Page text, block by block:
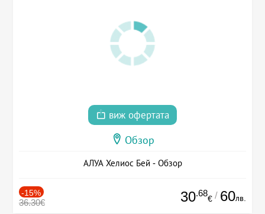
виж офертата
Обзор
АЛУА Хелиос Бей - Обзор
-15%
36.30€ 30.68
€ / 60лв.